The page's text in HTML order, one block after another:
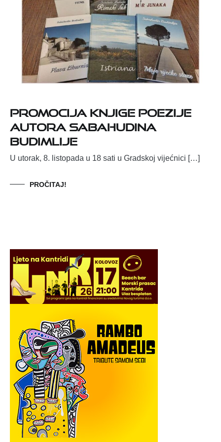
Promocija knjige poezije
autora Sabahudina
Budimlije
U utorak, 8. listopada u 18 sati u Gradskoj vijećnici […]
PROČITAJ!